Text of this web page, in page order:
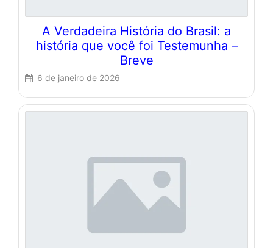
A Verdadeira História do Brasil: a
história que você foi Testemunha –
Breve
6 de janeiro de 2026